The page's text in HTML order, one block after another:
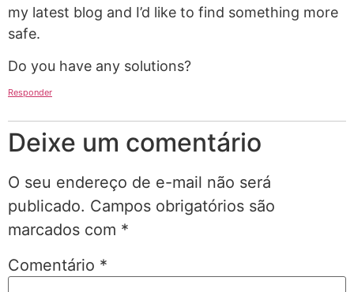
my latest blog and I’d like to find something more
safe.
Do you have any solutions?
Responder
Deixe um comentário
O seu endereço de e-mail não será
publicado. Campos obrigatórios são
marcados com *
Comentário *